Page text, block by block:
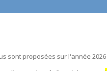
sont proposées sur l'année 2026